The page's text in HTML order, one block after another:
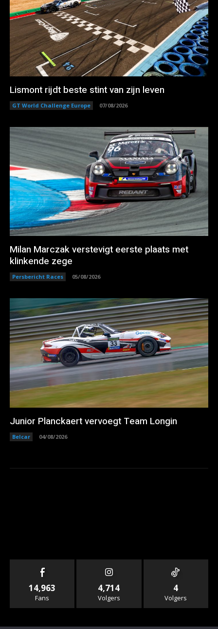
Lismont rijdt beste stint van zijn leven
GT World Challenge Europe 07/08/2026
Milan Marczak verstevigt eerste plaats met
klinkende zege
Persbericht Races 05/08/2026
Junior Planckaert vervoegt Team Longin
Belcar 04/08/2026
14,963
Fans
4,714
Volgers
4
Volgers